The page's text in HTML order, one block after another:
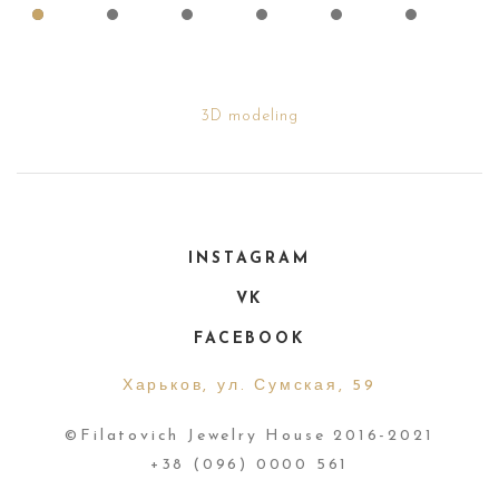
3D modeling
INSTAGRAM
VK
FACEBOOK
Харьков, ул. Сумская, 59
©Filatovich Jewelry House 2016-2021
+38 (096) 0000 561